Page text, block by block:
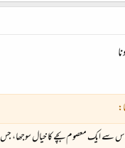
اس سے ایک معصوم بچے کا خیال